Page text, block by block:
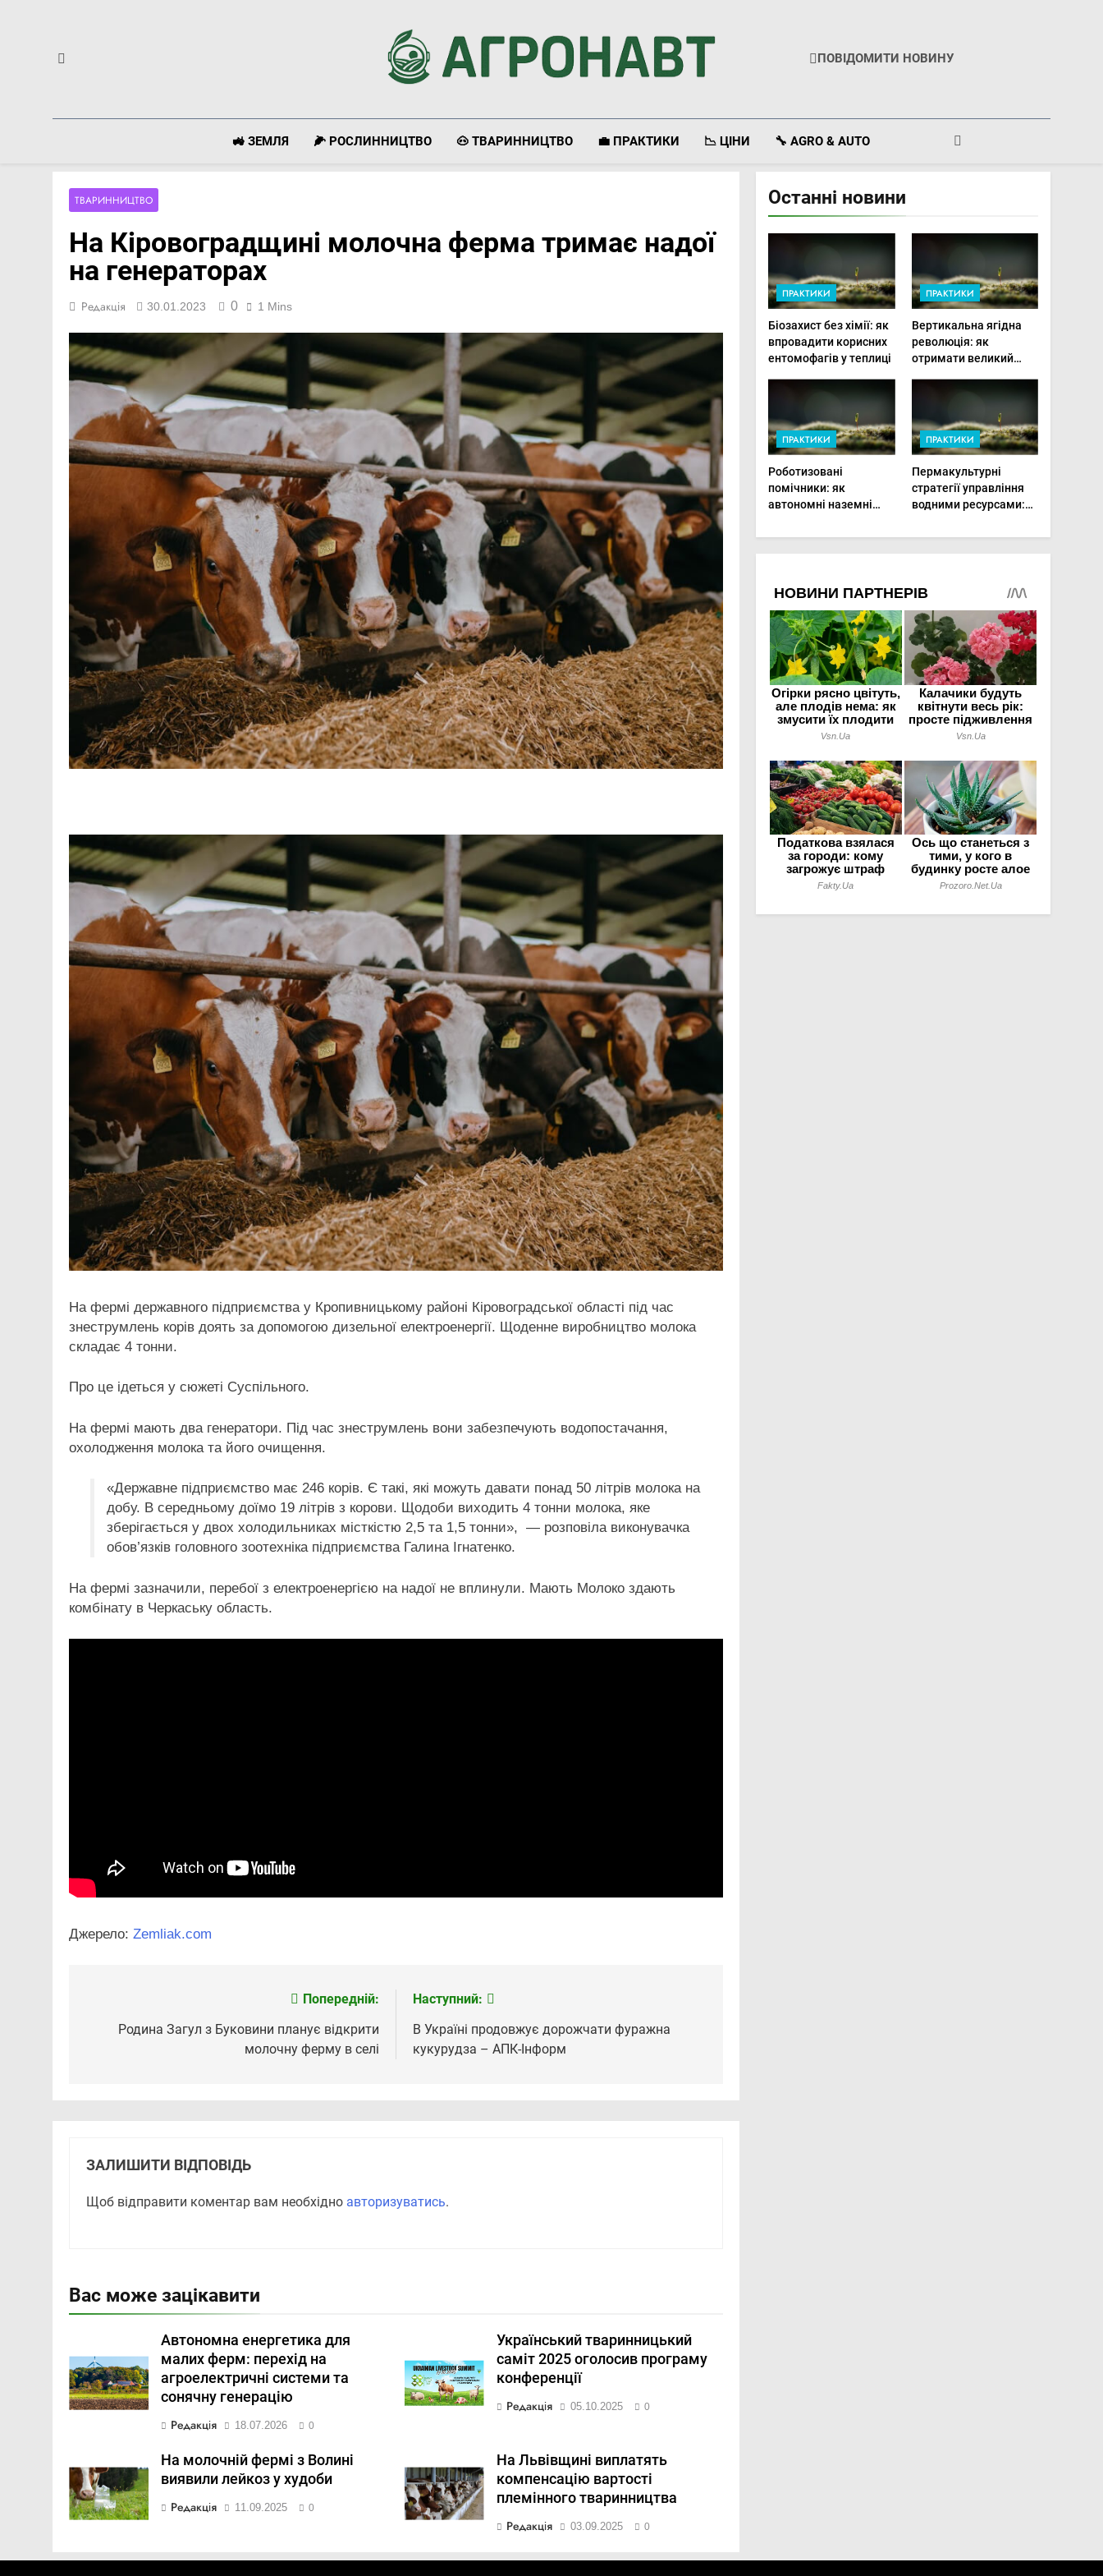
Агронавт
ПОВІДОМИТИ НОВИНУ
🚜 ЗЕМЛЯ 🌽 РОСЛИННИЦТВО 🐽 ТВАРИННИЦТВО 💼 ПРАКТИКИ 📉 ЦІНИ 🔧 AGRO & AUTO
ТВАРИННИЦТВО
На Кіровоградщині молочна ферма тримає надої
на генераторах
Редакція 30.01.2023 0 1 Mins
Link
На фермі державного підприємства у Кропивницькому районі Кіровоградської області під час
знеструмлень корів доять за допомогою дизельної електроенергії. Щоденне виробництво молока
складає 4 тонни.
Про це ідеться у сюжеті Суспільного.
На фермі мають два генератори. Під час знеструмлень вони забезпечують водопостачання,
охолодження молока та його очищення.
«Державне підприємство має 246 корів. Є такі, які можуть давати понад 50 літрів молока на
добу. В середньому доїмо 19 літрів з корови. Щодоби виходить 4 тонни молока, яке
зберігається у двох холодильниках місткістю 2,5 та 1,5 тонни», — розповіла виконувачка
обов’язків головного зоотехніка підприємства Галина Ігнатенко.
На фермі зазначили, перебої з електроенергією на надої не вплинули. Мають Молоко здають
комбінату в Черкаську область.
Джерело: Zemliak.com
записів
Попередній:
Родина Загул з Буковини планує відкрити
молочну ферму в селі
Наступний:
В Україні продовжує дорожчати фуражна
кукурудза – АПК-Інформ
ЗАЛИШИТИ ВІДПОВІДЬ
Щоб відправити коментар вам необхідно авторизуватись.
Вас може зацікавити
Автономна енергетика для
малих ферм: перехід на
агроелектричні системи та
сонячну генерацію
Редакція 18.07.2026 0
Український тваринницький
саміт 2025 оголосив програму
конференції
Редакція 05.10.2025 0
На молочній фермі з Волині
виявили лейкоз у худоби
Редакція 11.09.2025 0
На Львівщині виплатять
компенсацію вартості
племінного тваринництва
Редакція 03.09.2025 0
Останні новини
ПРАКТИКИ
Біозахист без хімії: як
впровадити корисних
ентомофагів у теплиці
ПРАКТИКИ
Вертикальна ягідна
революція: як
отримати великий
мінімальній площі
ПРАКТИКИ
Роботизовані
помічники: як
автономні наземні
догляд за органічними
овочами
ПРАКТИКИ
Пермакультурні
стратегії управління
водними ресурсами:
господарство стійким
до посухи